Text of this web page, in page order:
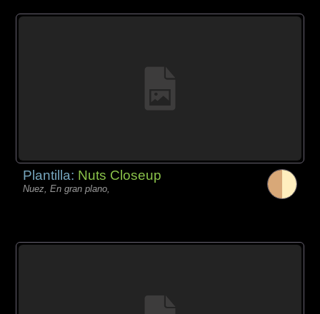
Plantilla: Nuts Closeup
Nuez, En gran plano,